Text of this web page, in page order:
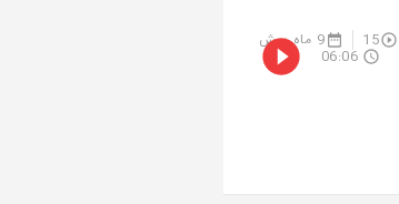
15 9 ماه پیش
06:06